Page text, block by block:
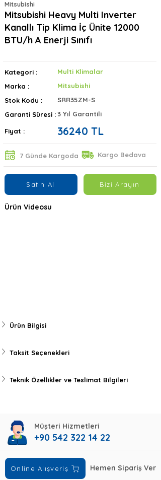
Mitsubishi
Mitsubishi Heavy Multi Inverter
Kanallı Tip Klima İç Ünite 12000
BTU/h A Enerji Sınıfı
Kategori :
Multi Klimalar
Marka :
Mitsubishi
Stok Kodu :
SRR35ZM-S
Garanti Süresi :3 Yıl Garantili
Fiyat : 36240 TL
7 Günde Kargoda Kargo Bedava
Satın Al Bizi Arayın
Ürün Videosu
Ürün Bilgisi
Taksit Seçenekleri
Teknik Özellikler ve Teslimat Bilgileri
Müşteri Hizmetleri
+90 542 322 14 22
Online Alışveriş Hemen Sipariş Ver